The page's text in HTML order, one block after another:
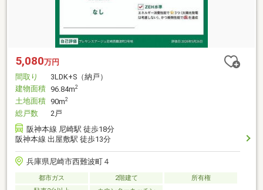
5,080万円
間取り
3LDK+S（納戸）
建物面積 96.84m2
土地面積 90m2
総戸数
2戸
阪神本線 尼崎駅 徒歩18分
阪神本線 出屋敷駅 徒歩13分
兵庫県尼崎市西難波町４
都市ガス 2階建て
所有権